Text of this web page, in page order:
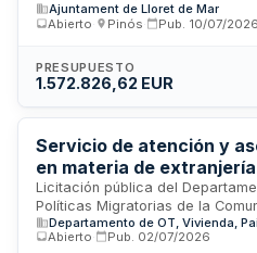
Mar, que incluye asesoramiento
municipal en materia de acceso
prestará especial atención a
exclusión residencial y
de Habitatge de Catalunya en
existentes.
Ajuntament de Lloret de Mar
Abierto
Pinós Pub. 10/07/2026
PRESUPUESTO
1.572.826,62 EUR
Servicio de atención y
en materia de
migrantes en Navarra
Licitación pública del
Políticas Migratorias de la
la prestación de servicios
asesoramiento jurídico
Departamento de OT, Vivienda,
Abierto
Pub. 02/07/2026